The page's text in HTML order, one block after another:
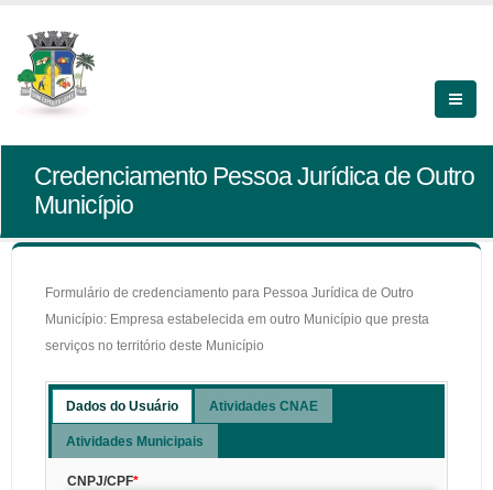
Credenciamento Pessoa Jurídica de Outro
Município
Formulário de credenciamento para Pessoa Jurídica de Outro
Município: Empresa estabelecida em outro Município que presta
serviços no território deste Município
Dados do Usuário Atividades CNAE
Atividades Municipais
CNPJ/CPF